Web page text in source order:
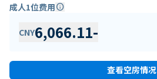
成人1位费用info
CNY6,066.11-
查看空房情况